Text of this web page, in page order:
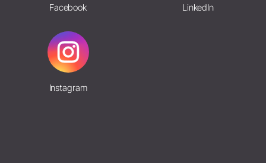
Facebook LinkedIn
Instagram